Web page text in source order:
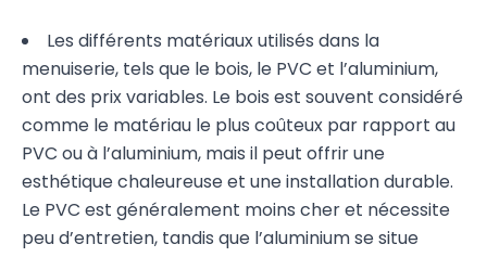
Les différents matériaux utilisés dans la
menuiserie, tels que le bois, le PVC et l’aluminium,
ont des prix variables. Le bois est souvent considéré
comme le matériau le plus coûteux par rapport au
PVC ou à l’aluminium, mais il peut offrir une
esthétique chaleureuse et une installation durable.
Le PVC est généralement moins cher et nécessite
peu d’entretien, tandis que l’aluminium se situe